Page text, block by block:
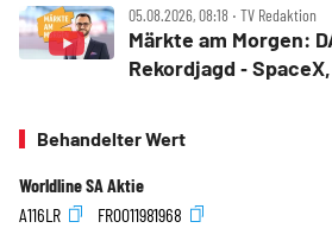
05.08.2026, 08:18 ‧ TV Redaktion
Märkte am Morgen:
Rekordjagd ‑
Behandelter Wert
Worldline SA Aktie
A116LR
FR0011981968